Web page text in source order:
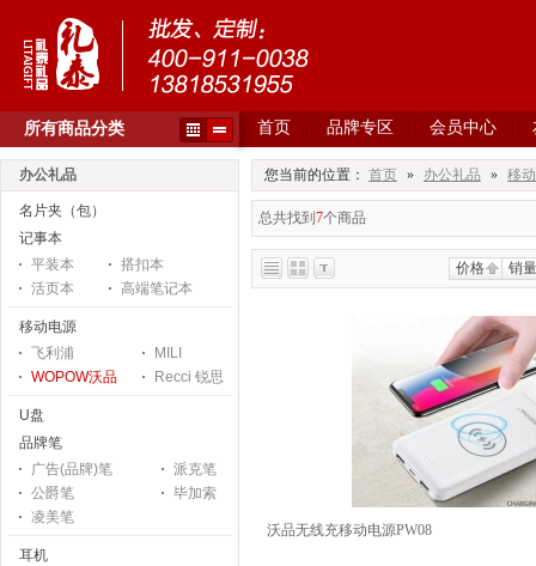
所有商品分类 首页 品牌专区 会员中心
您当前的位置： 首页 » 办公礼品 » 移
总共找到 7个商品
价格 销量
沃品无线充移动电源PW08
办公礼品
名片夹（包）
记事本
平装本
搭扣本
活页本
高端笔记本
移动电源
飞利浦
MILI
WOPOW沃品
Recci 锐思
U盘
品牌笔
广告(品牌)笔
派克笔
公爵笔
毕加索
凌美笔
耳机